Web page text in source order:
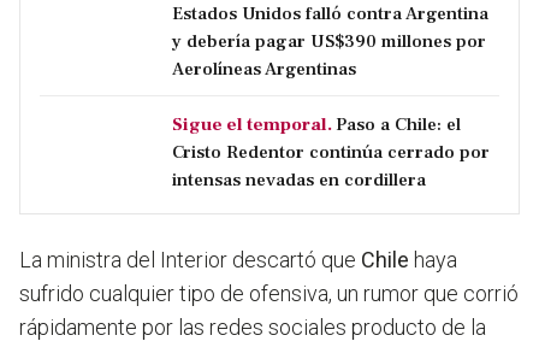
Estados Unidos falló contra Argentina
y debería pagar US$390 millones por
Aerolíneas Argentinas
Sigue el temporal. Paso a Chile: el
Cristo Redentor continúa cerrado por
intensas nevadas en cordillera
La ministra del Interior descartó que Chile haya
sufrido cualquier tipo de ofensiva, un rumor que corrió
rápidamente por las redes sociales producto de la